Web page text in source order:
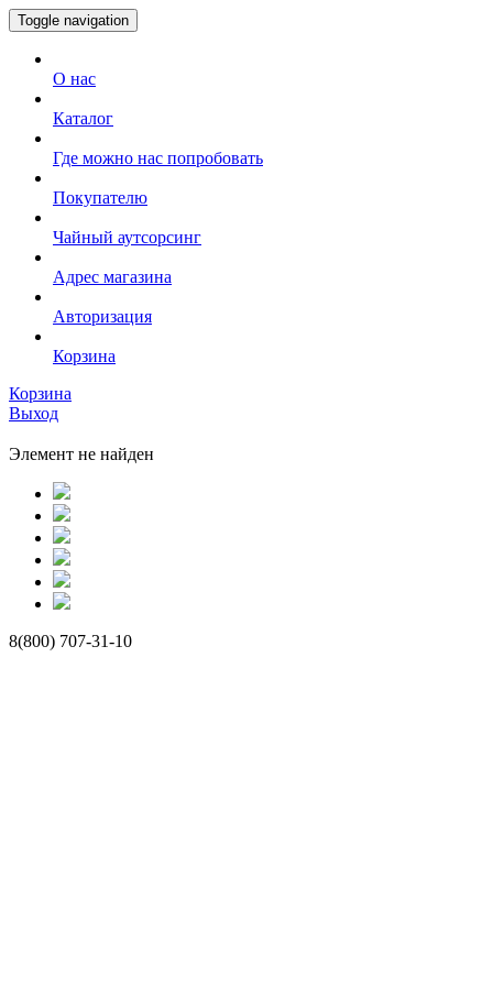
Toggle navigation
О нас
Каталог
Где можно нас попробовать
Покупателю
Чайный аутсорсинг
Адрес магазина
Авторизация
Корзина
Корзина
Выход
Элемент не найден
8(800) 707-31-10